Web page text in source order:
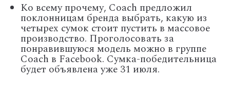
Ко всему прочему, Coach предложил
поклонницам бренда выбрать, какую из
четырех сумок стоит пустить в массовое
производство. Проголосовать за
понравившуюся модель можно в группе
Coach в Facebook. Сумка-победительница
будет объявлена уже 31 июля.